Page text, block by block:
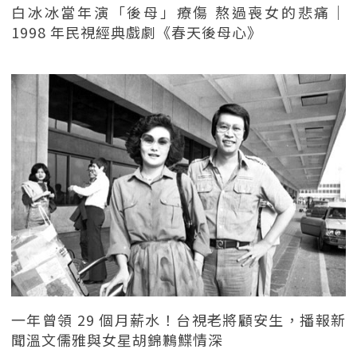
白冰冰當年演「後母」療傷 熬過喪女的悲痛｜
1998 年民視經典戲劇《春天後母心》
一年曾領 29 個月薪水！台視老將顧安生，播報新
聞溫文儒雅與女星胡錦鶼鰈情深